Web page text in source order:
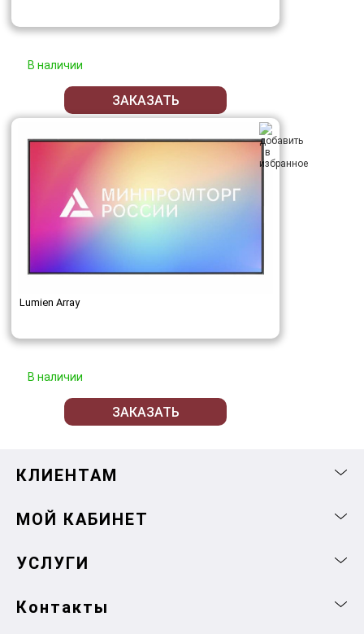
В наличии
ЗАКАЗАТЬ
Lumien Array
В наличии
ЗАКАЗАТЬ
КЛИЕНТАМ
МОЙ КАБИНЕТ
УСЛУГИ
Контакты